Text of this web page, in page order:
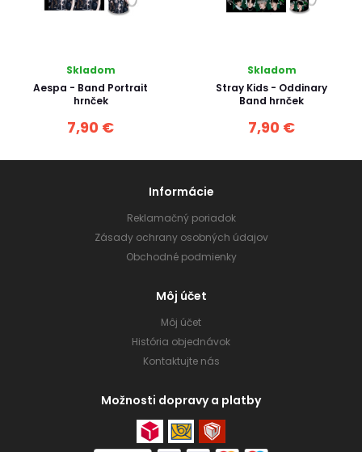
Skladom
Aespa - Band Portrait
hrnček
7,90 €
Skladom
Stray Kids - Oddinary
Band hrnček
7,90 €
Informácie
Reklamačný poriadok
Zásady ochrany osobných údajov
Obchodné podmienky
Môj účet
Môj účet
História objednávok
Kontaktujte nás
Možnosti dopravy a platby